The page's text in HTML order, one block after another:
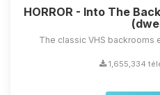
HORROR - Into The
The classic VHS backrooms
1,655,334